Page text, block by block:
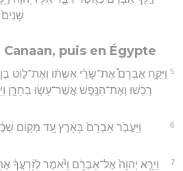
puis en Égypte
5 וַיִּקַּ֣ח אַבְרָם֩ אֶת־שָׂרַ֨י אִשְׁתּ֜וֹ וְאֶת־ל֣וֹט
רָכָ֔שׁוּ וְאֶת־הַנֶּ֖פֶשׁ אֲשֶׁר־עָשׂ֣וּ בְחָרָ֑ן
6
וַיַּעֲבֹ֤ר אַבְרָם֙ בָּאָ֔רֶץ עַ֚ד מְק֣וֹם
7
וַיֵּרָ֤א יְהוָה֙ אֶל־אַבְרָ֔ם וַיֹּ֕אמֶר לְזַ֨רְעֲךָ֔